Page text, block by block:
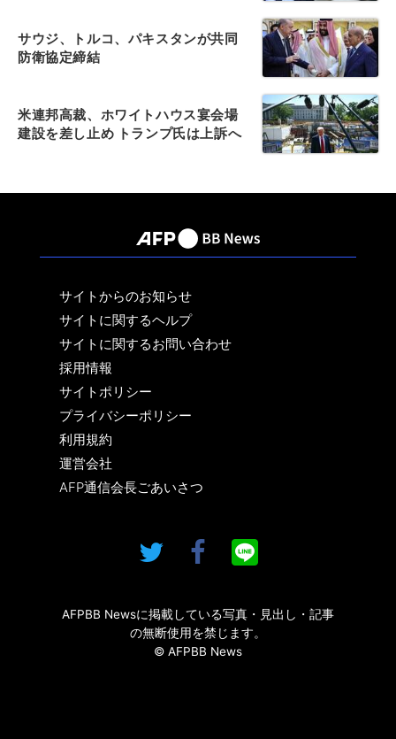
サウジ、トルコ、パキスタンが共同
防衛協定締結
米連邦高裁、ホワイトハウス宴会場
建設を差し止め トランプ氏は上訴へ
サイトからのお知らせ
サイトに関するヘルプ
サイトに関するお問い合わせ
採用情報
サイトポリシー
プライバシーポリシー
利用規約
運営会社
AFP通信会長ごあいさつ
AFPBB Newsに掲載している写真・見出し・記事
の無断使用を禁じます。
© AFPBB News